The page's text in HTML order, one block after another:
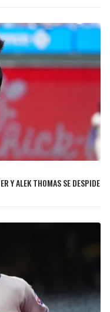
Y ALEK THOMAS SE DESPIDE